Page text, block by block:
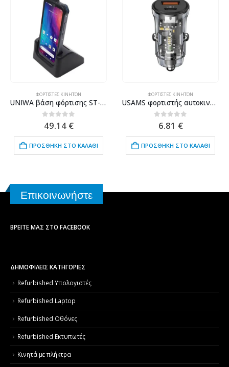
ΦΟΡΤΙΣΤΈΣ ΚΙΝΗΤΏΝ
UNIWA βάση φόρτισης ST-W8 για smartphone W888, 2A, μαύρη
out of 5
49.14 €
ΠΡΟΣΘΉΚΗ ΣΤΟ ΚΑΛΆΘΙ
ΦΟΡΤΙΣΤΈΣ ΚΙΝΗΤΏΝ
USAMS φορτιστής αυτοκινήτου US-CC164, USB & USB-C, 30W, μαύρος
out of 5
6.81 €
ΠΡΟΣΘΉΚΗ ΣΤΟ ΚΑΛΆΘΙ
Επικοινωνήστε
ΒΡΕΊΤΕ ΜΑΣ ΣΤΟ FACEBOOK
ΔΗΜΟΦΙΛΕΙΣ ΚΑΤΗΓΟΡΙΕΣ
Refurbished Υπολογιστές
Refurbished Laptop
Refurbished Οθόνες
Refurbished Εκτυπωτές
Κινητά με πλήκτρα